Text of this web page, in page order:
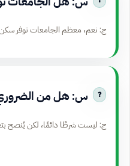
ج: نعم، معظم الجامعات توفر
س: هل من الضروري
ج: ليست شرطًا دائمًا، لكن يُنصح